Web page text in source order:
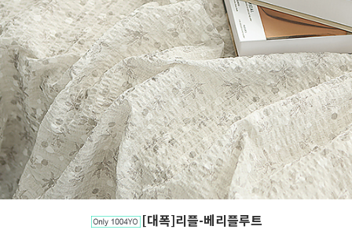
[대폭]리플-베리플루트